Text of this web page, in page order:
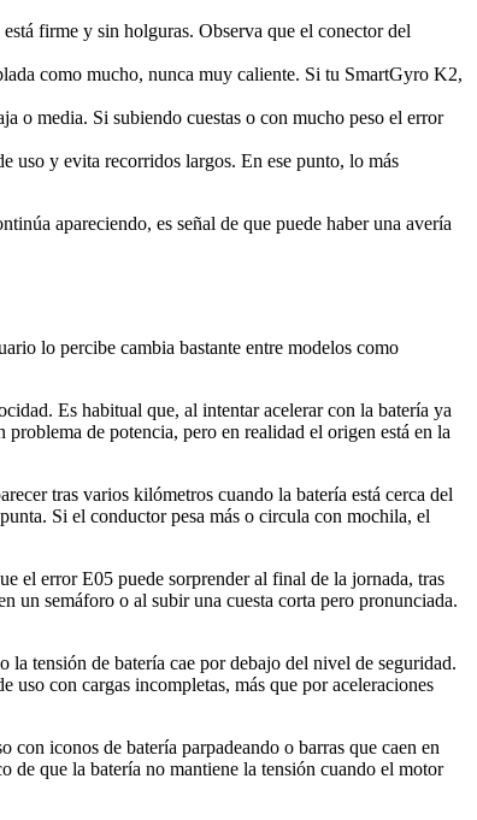
firme y sin holguras. Observa que el conector del
como mucho, nunca muy caliente. Si tu SmartGyro K2,
o media. Si subiendo cuestas o con mucho peso el error
uso y evita recorridos largos. En ese punto, lo más
apareciendo, es señal de que puede haber una avería
lo percibe cambia bastante entre modelos como
Es habitual que, al intentar acelerar con la batería ya
de potencia, pero en realidad el origen está en la
tras varios kilómetros cuando la batería está cerca del
Si el conductor pesa más o circula con mochila, el
el error E05 puede sorprender al final de la jornada, tras
un semáforo o al subir una cuesta corta pero pronunciada.
tensión de batería cae por debajo del nivel de seguridad.
uso con cargas incompletas, más que por aceleraciones
iconos de batería parpadeando o barras que caen en
de que la batería no mantiene la tensión cuando el motor